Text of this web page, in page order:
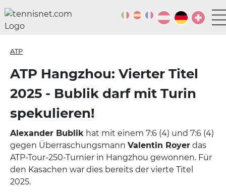
ATP
ATP Hangzhou: Vierter Titel
2025 - Bublik darf mit Turin
spekulieren!
Alexander Bublik hat mit einem 7:6 (4) und 7:6 (4)
gegen Überraschungsmann Valentin Royer das
ATP-Tour-250-Turnier in Hangzhou gewonnen. Für
den Kasachen war dies bereits der vierte Titel
2025.